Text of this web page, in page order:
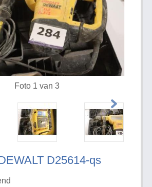
D25614-qs
Foto 1 van 3